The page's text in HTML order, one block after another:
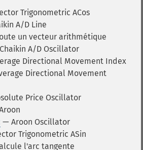
Trigonometric ACos
A/D Line
un vecteur arithmétique
A/D Oscillator
Directional Movement Index
Directional Movement
Price Oscillator
— Aroon Oscillator
Trigonometric ASin
l'arc tangente